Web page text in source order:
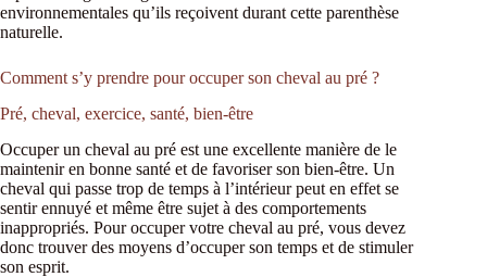
environnementales qu’ils reçoivent durant cette parenthèse
naturelle.
Comment s’y prendre pour occuper son cheval au pré ?
Pré, cheval, exercice, santé, bien-être
Occuper un cheval au pré est une excellente manière de le
maintenir en bonne santé et de favoriser son bien-être. Un
cheval qui passe trop de temps à l’intérieur peut en effet se
sentir ennuyé et même être sujet à des comportements
inappropriés. Pour occuper votre cheval au pré, vous devez
donc trouver des moyens d’occuper son temps et de stimuler
son esprit.